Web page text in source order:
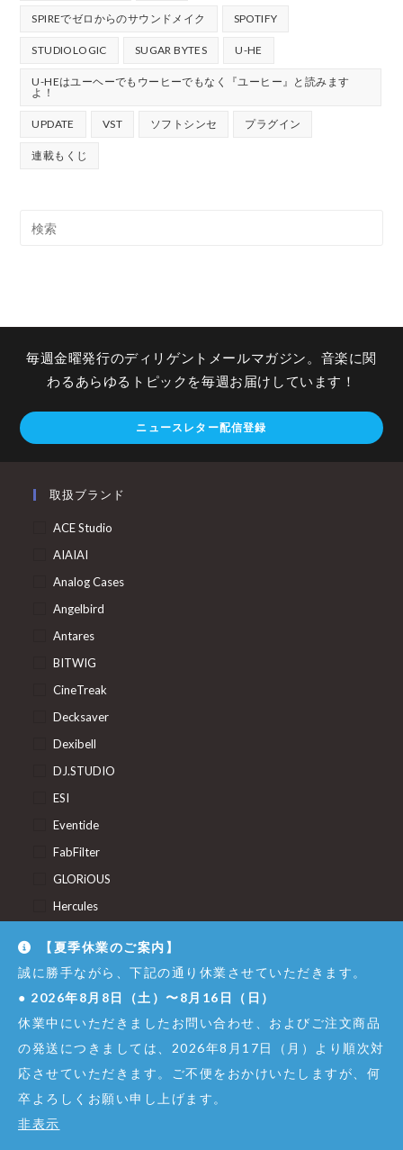
SPIREでゼロからのサウンドメイク SPOTIFY
STUDIOLOGIC SUGAR BYTES U-HE
U-HEはユーヘーでもウーヒーでもなく『ユーヒー』と読みます
よ！
UPDATE VST ソフトシンセ プラグイン
連載もくじ
毎週金曜発行のディリゲントメールマガジン。音楽に関
わるあらゆるトピックを毎週お届けしています！
ニュースレター配信登録
取扱ブランド
ACE Studio
AIAIAI
Analog Cases
Angelbird
Antares
BITWIG
CineTreak
Decksaver
Dexibell
DJ.STUDIO
ESI
Eventide
FabFilter
GLORiOUS
Hercules
Pro Audio Elements
Relab Development
Reloop
Reveal Sound
【夏季休業のご案内】
誠に勝手ながら、下記の通り休業させていただきます。
● 2026年8月8日（土）〜8月16日（日）
休業中にいただきましたお問い合わせ、およびご注文商品
の発送につきましては、2026年8月17日（月）より順次対
応させていただきます。ご不便をおかけいたしますが、何
卒よろしくお願い申し上げます。
非表示